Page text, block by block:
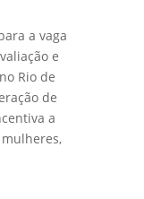
a vaga
e
Rio de
de
a